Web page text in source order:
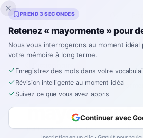
Inklingo
Accueil› Espagnol›Dictionnaire ›
mayormente
mah-yor-MEN-teh maʝoɾˈmente
PREND 3 SECONDES
Retenez « mayormente » pour
Nous vous interrogerons au moment idéal
votre mémoire à long terme.
Enregistrez des mots dans votre
Révision intelligente au moment idéal
Suivez ce que vous avez appris
Continuer avec